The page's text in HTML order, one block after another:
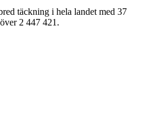
täckning i hela landet med 37
2 447 421.